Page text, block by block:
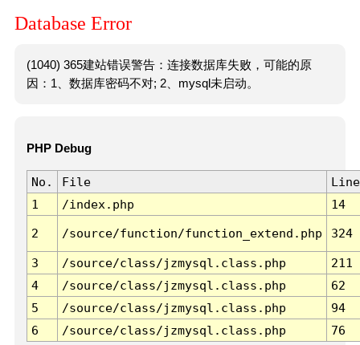
Database Error
(1040) 365建站错误警告：连接数据库失败，可能的原
因：1、数据库密码不对; 2、mysql未启动。
PHP Debug
No. File
Line
1
/index.php 14
2 /source/function/function_extend.php 324
3 /source/class/jzmysql.class.php
211
4
/source/class/jzmysql.class.php
62
5
/source/class/jzmysql.class.php
94
6
/source/class/jzmysql.class.php 76